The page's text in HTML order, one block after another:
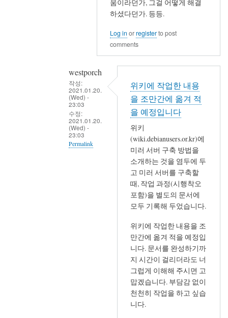
움이라던가, 그걸 어떻게 해결
하셨다던가. 등등.
Log in orregisterto post
comments
westporch
작성:
2021.01.20.
(Wed) -
23:03
수정:
2021.01.20.
(Wed) -
23:03
Permalink
위키에 작업한 내용
을 조만간에 옮겨 적
을 예정입니다
위키
(wiki.debianusers.or.kr)에
미러 서버 구축 방법을
소개하는 것을 염두에 두
고 미러 서버를 구축할
때, 작업 과정(시행착오
포함)을 별도의 문서에
모두 기록해 두었습니다.
위키에 작업한 내용을 조
만간에 옮겨 적을 예정입
니다. 문서를 완성하기까
지 시간이 걸리더라도 너
그럽게 이해해 주시면 고
맙겠습니다. 부담감 없이
천천히 작업을 하고 싶습
니다.